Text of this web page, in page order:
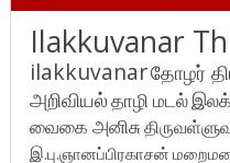
Ilakkuvanar
ilakkuvanarதோழர்
அறிவியல்தாழி மடல்
வைகை அனிசு
இ.பு.ஞானப்பிரகாசன்